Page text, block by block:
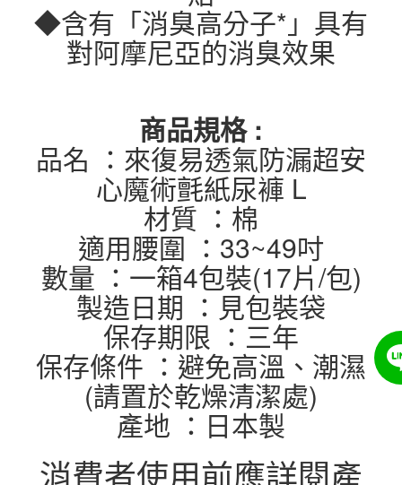
◆含有「消臭高分子*」具有
對阿摩尼亞的消臭效果
商品規格 :
品名 ：來復易透氣防漏超安
心魔術氈紙尿褲 L
材質 ：棉
適用腰圍 ：33~49吋
數量 ：一箱4包裝(17片/包)
製造日期 ：見包裝袋
保存期限 ：三年
保存條件 ：避免高溫、潮濕
(請置於乾燥清潔處)
產地 ：日本製
消費者使用前應詳閱產